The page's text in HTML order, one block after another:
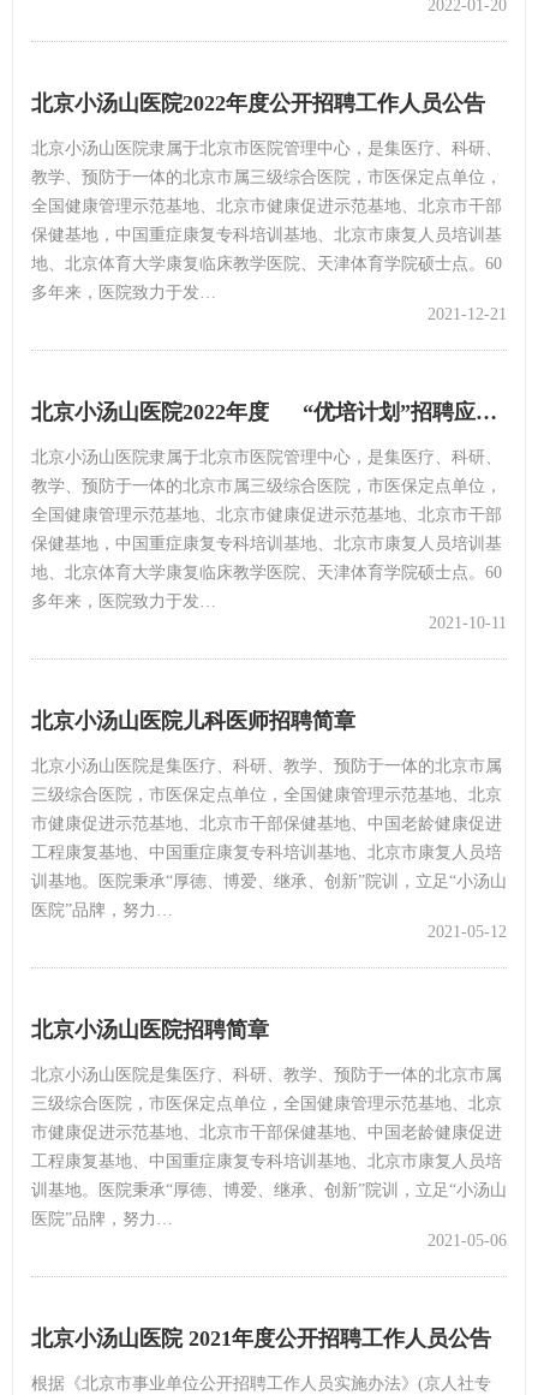
2022-01-20
北京小汤山医院2022年度公开招聘工作人员公告
2021-12-21
北京小汤山医院隶属于北京市医院管理中心，是集医疗、科研、
教学、预防于一体的北京市属三级综合医院，市医保定点单位，
全国健康管理示范基地、北京市健康促进示范基地、北京市干部
保健基地，中国重症康复专科培训基地、北京市康复人员培训基
地、北京体育大学康复临床教学医院、天津体育学院硕士点。60
多年来，医院致力于发…
北京小汤山医院2022年度 “优培计划”招聘应届优秀大学毕业生公告
2021-10-11
北京小汤山医院隶属于北京市医院管理中心，是集医疗、科研、
教学、预防于一体的北京市属三级综合医院，市医保定点单位，
全国健康管理示范基地、北京市健康促进示范基地、北京市干部
保健基地，中国重症康复专科培训基地、北京市康复人员培训基
地、北京体育大学康复临床教学医院、天津体育学院硕士点。60
多年来，医院致力于发…
北京小汤山医院儿科医师招聘简章
2021-05-12
北京小汤山医院是集医疗、科研、教学、预防于一体的北京市属
三级综合医院，市医保定点单位，全国健康管理示范基地、北京
市健康促进示范基地、北京市干部保健基地、中国老龄健康促进
工程康复基地、中国重症康复专科培训基地、北京市康复人员培
训基地。医院秉承“厚德、博爱、继承、创新”院训，立足“小汤山
医院”品牌，努力…
北京小汤山医院招聘简章
2021-05-06
北京小汤山医院是集医疗、科研、教学、预防于一体的北京市属
三级综合医院，市医保定点单位，全国健康管理示范基地、北京
市健康促进示范基地、北京市干部保健基地、中国老龄健康促进
工程康复基地、中国重症康复专科培训基地、北京市康复人员培
训基地。医院秉承“厚德、博爱、继承、创新”院训，立足“小汤山
医院”品牌，努力…
北京小汤山医院 2021年度公开招聘工作人员公告
根据《北京市事业单位公开招聘工作人员实施办法》(京人社专